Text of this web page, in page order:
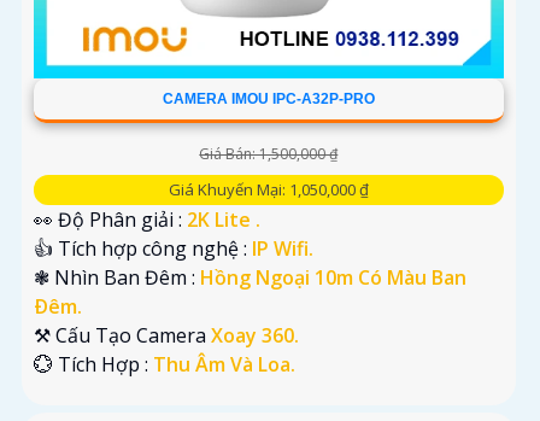
CAMERA IMOU IPC-A32P-PRO
Giá Bán: 1,500,000 ₫
Giá Khuyến Mại: 1,050,000 ₫
👀 Độ Phân giải : 2K Lite .
👍 Tích hợp công nghệ : IP Wifi.
❃ Nhìn Ban Đêm : Hồng Ngoại 10m Có Màu Ban
Ðêm.
⚒ Cấu Tạo Camera Xoay 360.
️💮 Tích Hợp : Thu Âm Và Loa.